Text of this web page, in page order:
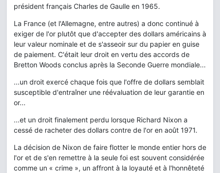
président français Charles de Gaulle en 1965.
La France (et l'Allemagne, entre autres) a donc continué à
exiger de l'or plutôt que d'accepter des dollars américains à
leur valeur nominale et de s'asseoir sur du papier en guise
de paiement. C'était leur droit en vertu des accords de
Bretton Woods conclus après la Seconde Guerre mondiale...
...un droit exercé chaque fois que l'offre de dollars semblait
susceptible d'entraîner une réévaluation de leur garantie en
or...
...et un droit finalement perdu lorsque Richard Nixon a
cessé de racheter des dollars contre de l'or en août 1971.
La décision de Nixon de faire flotter le monde entier hors de
l'or et de s'en remettre à la seule foi est souvent considérée
comme un « crime », un affront à la loyauté et à l'honnêteté